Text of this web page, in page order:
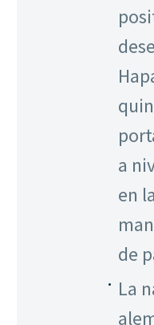
a
en
de
La